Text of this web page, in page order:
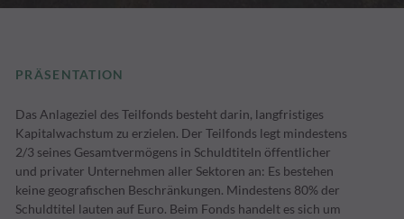
PRÄSENTATION
Das Anlageziel des Teilfonds besteht darin, langfristiges
Kapitalwachstum zu erzielen. Der Teilfonds legt mindestens
2/3 seines Gesamtvermögens in Schuldtiteln öffentlicher
und privater Unternehmen aller Sektoren an: Es bestehen
keine geografischen Beschränkungen. Mindestens 80% der
Schuldtitel lauten auf Euro. Beim Fonds handelt es sich um